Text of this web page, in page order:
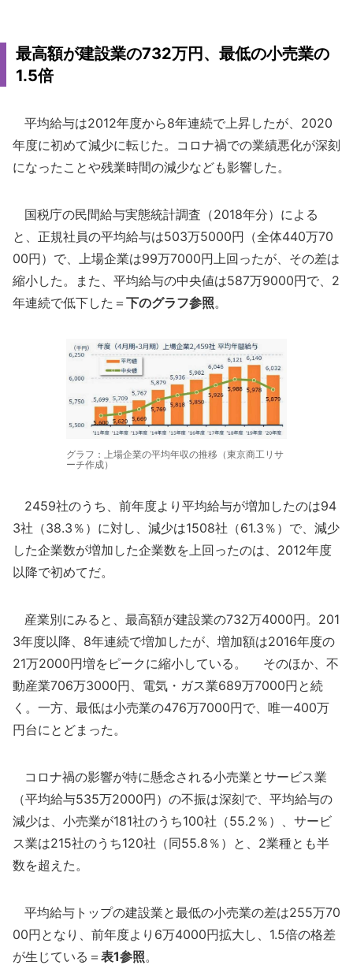
最高額が建設業の732万円、最低の小売業の
1.5倍
平均給与は2012年度から8年連続で上昇したが、2020
年度に初めて減少に転じた。コロナ禍での業績悪化が深刻
になったことや残業時間の減少なども影響した。
国税庁の民間給与実態統計調査（2018年分）による
と、正規社員の平均給与は503万5000円（全体440万70
00円）で、上場企業は99万7000円上回ったが、その差は
縮小した。また、平均給与の中央値は587万9000円で、2
年連続で低下した＝ 下のグラフ参照。
グラフ：上場企業の平均年収の推移（東京商工リサ
ーチ作成）
2459社のうち、前年度より平均給与が増加したのは94
3社（38.3％）に対し、減少は1508社（61.3％）で、減少
した企業数が増加した企業数を上回ったのは、2012年度
以降で初めてだ。
産業別にみると、最高額が建設業の732万4000円。201
3年度以降、8年連続で増加したが、増加額は2016年度の
21万2000円増をピークに縮小している。 そのほか、不
動産業706万3000円、電気・ガス業689万7000円と続
く。一方、最低は小売業の476万7000円で、唯一400万
円台にとどまった。
コロナ禍の影響が特に懸念される小売業とサービス業
（平均給与535万2000円）の不振は深刻で、平均給与の
減少は、小売業が181社のうち100社（55.2％）、サービ
ス業は215社のうち120社（同55.8％）と、2業種とも半
数を超えた。
平均給与トップの建設業と最低の小売業の差は255万70
00円となり、前年度より6万4000円拡大し、1.5倍の格差
が生じている＝ 表1参照。